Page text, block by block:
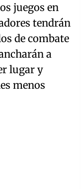
juegos en
tendrán
de combate
a
lugar y
menos